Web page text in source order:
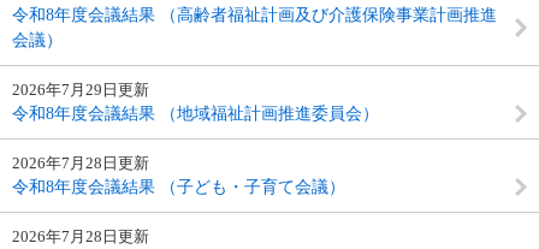
令和8年度会議結果 （高齢者福祉計画及び介護保険事業計画推進
会議）
2026年7月29日更新
令和8年度会議結果 （地域福祉計画推進委員会）
2026年7月28日更新
令和8年度会議結果 （子ども・子育て会議）
2026年7月28日更新